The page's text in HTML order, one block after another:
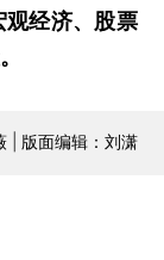
观经济、股票
| 版面编辑：刘潇